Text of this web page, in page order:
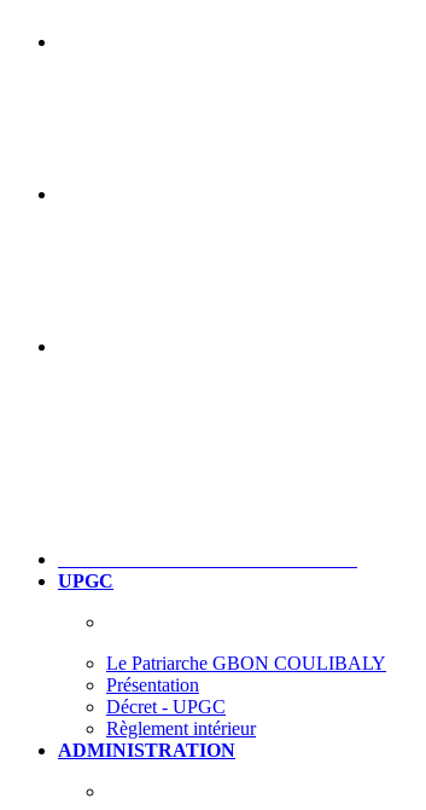
UPGC
Le Patriarche GBON COULIBALY
Présentation
Décret - UPGC
Règlement intérieur
ADMINISTRATION